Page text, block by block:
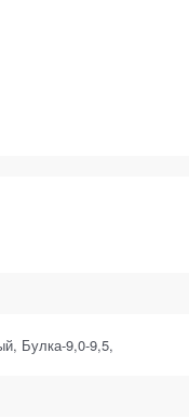
Булка-9,0-9,5,